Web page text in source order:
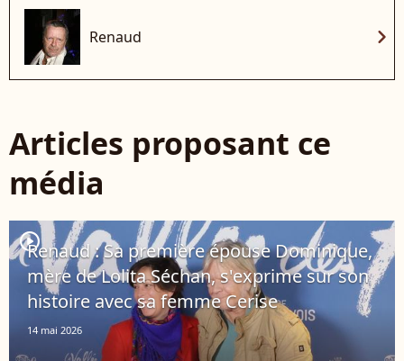
Renaud chevron_right
Articles proposant ce
média
player2
Renaud : Sa première épouse Dominique,
mère de Lolita Séchan, s'exprime sur son
histoire avec sa femme Cerise
14 mai 2026